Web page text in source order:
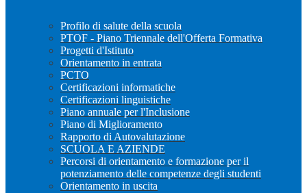
Profilo di salute della scuola
PTOF - Piano Triennale dell'Offerta Formativa
Progetti d'Istituto
Orientamento in entrata
PCTO
Certificazioni informatiche
Certificazioni linguistiche
Piano annuale per l'Inclusione
Piano di Miglioramento
Rapporto di Autovalutazione
SCUOLA E AZIENDE
Percorsi di orientamento e formazione per il
potenziamento delle competenze degli studenti
Orientamento in uscita